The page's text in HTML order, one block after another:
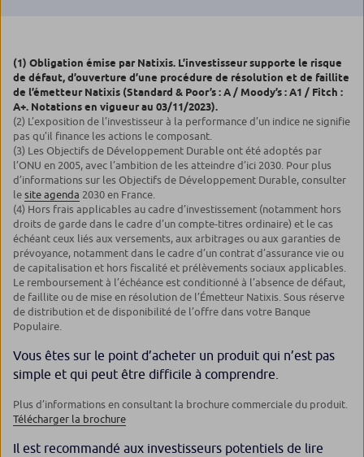
(1) Obligation émise par Natixis. L’investisseur supporte le risque
de défaut, d’ouverture d’une procédure de résolution et de faillite
de l’émetteur Natixis (Standard & Poor’s : A / Moody’s : A1 / Fitch :
A+. Notations en vigueur au 03/11/2023).
(2) L’exposition de l’investisseur à la performance d’un indice ne signifie
pas qu’il finance les actions le composant.
(3) Les Objectifs de Développement Durable ont été adoptés par
l’ONU en 2005, avec l’ambition de les atteindre d’ici 2030. Pour plus
d’informations sur les Objectifs de Développement Durable, consulter
lesite agenda 2030 en France.
(4) Hors frais applicables au cadre d’investissement (notamment hors
droits de garde dans le cadre d’un compte-titres ordinaire) et le cas
échéant ceux liés aux versements, aux arbitrages ou aux garanties de
prévoyance, notamment dans le cadre d’un contrat d’assurance vie ou
de capitalisation et hors fiscalité et prélèvements sociaux applicables.
Le remboursement à l’échéance est conditionné à l’absence de défaut,
de faillite ou de mise en résolution de l’Émetteur Natixis. Sous réserve
de distribution et de disponibilité de l’offre dans votre Banque
Populaire.
Vous êtes sur le point d’acheter un produit qui n’est pas
simple et qui peut être difficile à comprendre.
Plus d’informations en consultant la brochure commerciale du produit.
Télécharger la brochure
Il est recommandé aux investisseurs potentiels de lire